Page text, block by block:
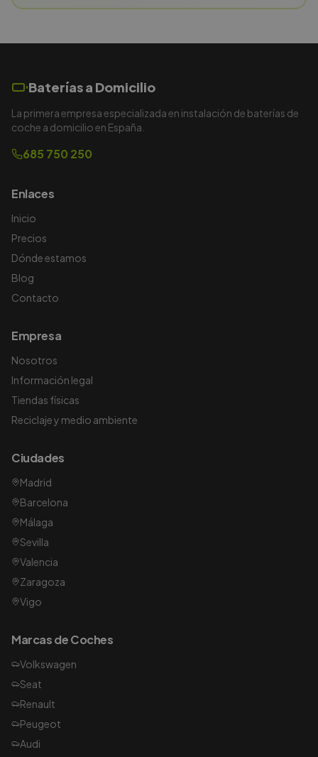
Baterías a Domicilio
La primera empresa especializada en instalación de baterías de
coche a domicilio en España.
685 750 250
Enlaces
Inicio
Precios
Dónde estamos
Blog
Contacto
Empresa
Nosotros
Información legal
Tiendas físicas
Reciclaje y medio ambiente
Ciudades
Madrid
Barcelona
Málaga
Sevilla
Valencia
Zaragoza
Vigo
Marcas de Coches
Volkswagen
Seat
Renault
Peugeot
Audi